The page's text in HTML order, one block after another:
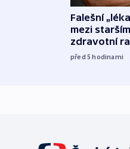
Falešní
mezi
zdravotní
před 5hodinami